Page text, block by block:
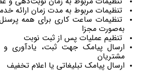
تنظیمات مربوط به مدت زمان ارائه
تنظیمات ساعت کاری برای همه
به‌صورت مجزا
تنظیم عملیات پس از ثبت نوبت
ارسال پیامک جهت ثبت، یادآوری
مشتریان
ارسال پیامک تبلیغاتی یا اعلام تخفیف